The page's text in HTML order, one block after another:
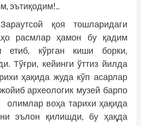
эътиқодим!..
қоя тошларидаги
расмлар ҳамон бу қадим
етиб, кўрган киши борки,
Тўғри, кейинги ўттиз йилда
ҳақида жуда кўп асарлар
археологик музей барпо
олимлар воҳа тарихи ҳақида
эълон қилишди, бу ҳақда